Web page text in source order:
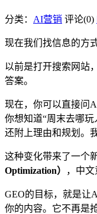
分类： AI营销 评论(0)
现在我们找信息的方
以前是打开搜索网站
答案。
现在，你可以直接问
你想知道“周末去哪玩
还附上理由和规划。
这种变化带来了一个
Optimization）
，中
GEO的目标，就是让
你的内容。它不再是